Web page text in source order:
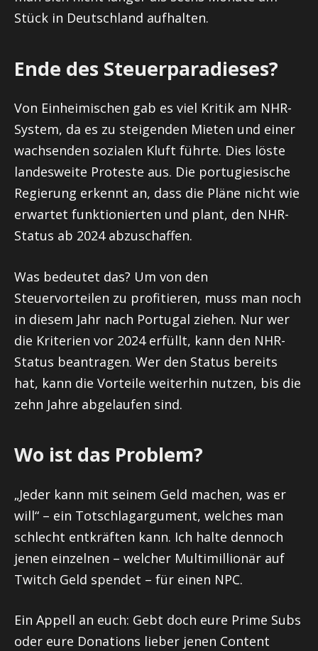
Stück in Deutschland aufhalten.
Ende des Steuerparadieses?
Von Einheimischen gab es viel Kritik am NHR-
System, da es zu steigenden Mieten und einer
wachsenden sozialen Kluft führte. Dies löste
landesweite Proteste aus. Die portugiesische
Regierung erkennt an, dass die Pläne nicht wie
erwartet funktionierten und plant, den NHR-
Status ab 2024 abzuschaffen.
Was bedeutet das? Um von den
Steuervorteilen zu profitieren, muss man noch
in diesem Jahr nach Portugal ziehen. Nur wer
die Kriterien vor 2024 erfüllt, kann den NHR-
Status beantragen. Wer den Status bereits
hat, kann die Vorteile weiterhin nutzen, bis die
zehn Jahre abgelaufen sind.
Wo ist das Problem?
„Jeder kann mit seinem Geld machen, was er
will“ – ein Totschlagargument, welches man
schlecht entkräften kann. Ich halte dennoch
jenen einzelnen – welcher Multimillionär auf
Twitch Geld spendet – für einen NPC.
Ein Appell an euch: Gebt doch eure Prime Subs
oder eure Donations lieber jenen Content